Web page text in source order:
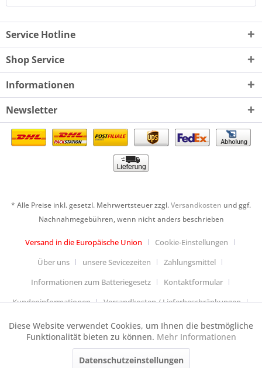
Service Hotline
Shop Service
Informationen
Newsletter
* Alle Preise inkl. gesetzl. Mehrwertsteuer zzgl.Versandkosten und ggf.
Nachnahmegebühren, wenn nicht anders beschrieben
Versand in die Europäische Union
Cookie-Einstellungen
Über uns
unsere Sevicezeiten
Zahlungsmittel
Informationen zum Batteriegesetz
Kontaktformular
Kundeninformationen
Versandkosten / Lieferbeschränkungen
Widerrufsbelehrung & Muster-Widerrufsformular
Datenschutzerklärung
Allgemeine Geschäftsbedingungen
Impressum Cookie-Einstellungen
Funktionale Aktiv
Diese Website verwendet Cookies, um Ihnen die bestmögliche
Funktionalität bieten zu können. Mehr Informationen
Datenschutzeinstellungen